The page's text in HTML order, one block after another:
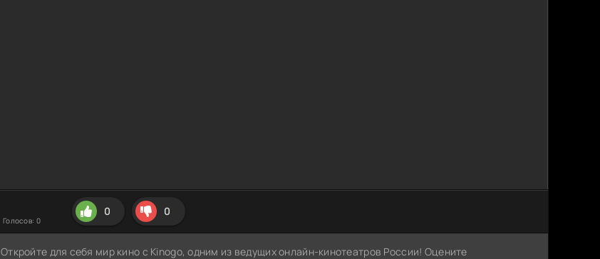
Голосов: 0
0 0
Откройте для себя мир кино с Kinogo, одним из ведущих онлайн-кинотеатров России! Оцените